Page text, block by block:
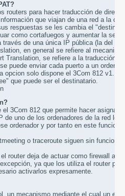
routers para hacer traducción de
que viajan de una red a la
respuestas se les cambia el
como cortafuegos y aumentar la
de una única IP pública (la del
en general se refiere al
Translation, se refiere a la traducción
puede enviar cada puerto a un
opcion solo dispone el 3Com 812
que puede ser el destinatario.
el 3Com 812 que permite hacer
de uno de los ordenadores de la red
ordenador y por tanto en este
o traceroute siguen sin
router deja de actuar como firewall al
ya que los utiliza el router
activarlos expresamente.
un mecanismo mediante el cual un